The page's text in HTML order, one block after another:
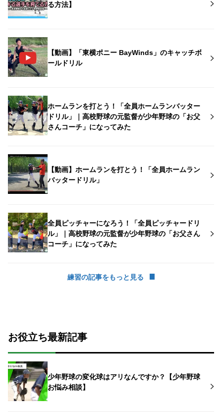
る方法】
【動画】「東横ポニー BayWinds」のキャッチボ
ールドリル
ホームランを打とう！「全員ホームランバッター
ドリル」｜高校野球の元監督が少年野球の「お父
さんコーチ」になってみた
【動画】ホームランを打とう！「全員ホームラン
バッタードリル」
全員ピッチャーになろう！「全員ピッチャードリ
ル」｜高校野球の元監督が少年野球の「お父さん
コーチ」になってみた
練習の記事をもっと見る
お役立ち最新記事
少年野球の変化球はアリなんですか？【少年野球
お悩み相談】